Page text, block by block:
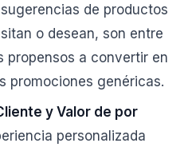
de productos
o desean, son entre
propensos a convertir en
promociones genéricas.
y Valor de por
personalizada